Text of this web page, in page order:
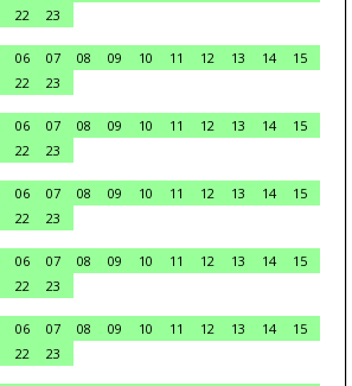
22
23
06 07 08 09 10 11 12 13 14
15
22
23
06 07 08 09 10 11 12 13 14
15
22
23
06 07 08 09 10 11 12 13 14
15
22
23
06 07 08 09 10 11 12 13 14
15
22
23
06 07 08 09 10 11 12 13 14
15
22
23